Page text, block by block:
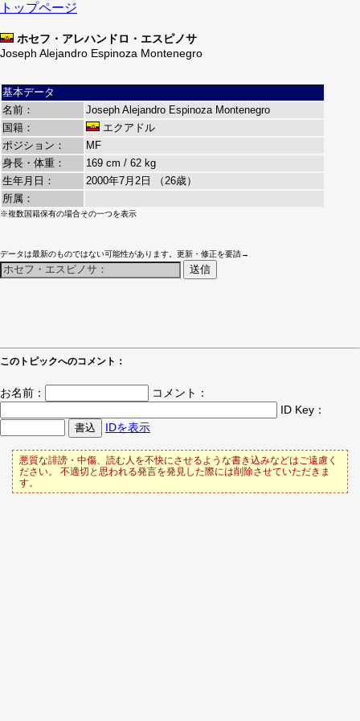
トップページ
ホセフ・アレハンドロ・エスピノサ
Joseph Alejandro Espinoza Montenegro
基本データ
名前：
Joseph Alejandro Espinoza Montenegro
国籍：
エクアドル
ポジション：
MF
身長・体重：
169 cm / 62 kg
生年月日：
2000年7月2日 （26歳）
所属：
※複数国籍保有の場合その一つを表示
データは最新のものではない可能性があります。更新・修正を要請→
このトピックへのコメント：
お名前：
コメント：
ID Key：
IDを表示
悪質な誹謗・中傷、読む人を不快にさせるような書き込みなどはご遠慮く
ださい。 不適切と思われる発言を発見した際には削除させていただきま
す。